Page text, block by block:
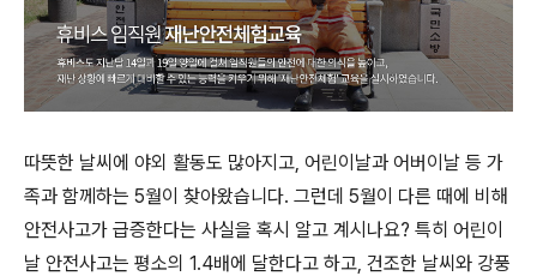
따뜻한 날씨에 야외 활동도 많아지고, 어린이날과 어버이날 등 가
족과 함께하는 5월이 찾아왔습니다. 그런데 5월이 다른 때에 비해
안전사고가 급증한다는 사실을 혹시 알고 계시나요? 특히 어린이
날 안전사고는 평소의 1.4배에 달한다고 하고, 건조한 날씨와 강풍